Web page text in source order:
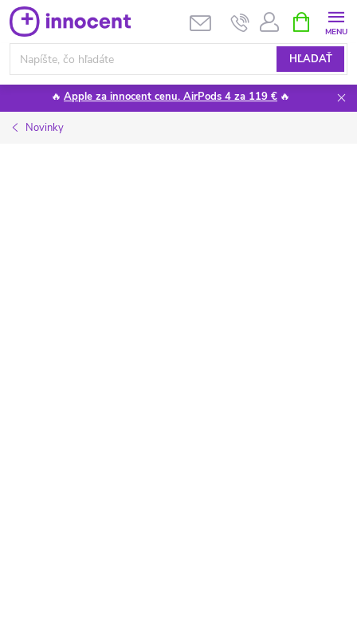
Prejsť
na
obsah
HĽADAŤ
KOŠÍK
🔥 Apple za innocent cenu. AirPods 4 za 119 € 🔥
Novinky